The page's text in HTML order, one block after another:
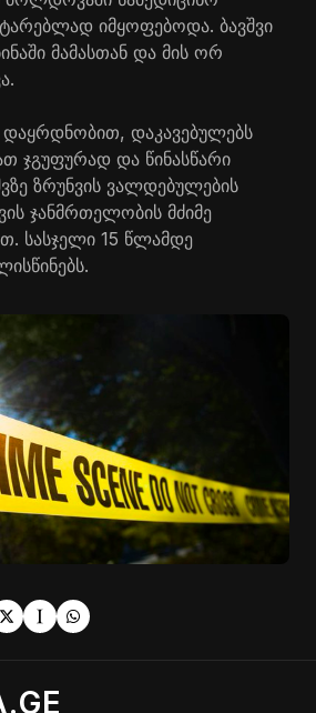
იმყოფებოდა. ბავშვი
მამასთან და მის ორ
დაყრდნობით, დაკავებულებს
ჯგუფურად და წინასწარი
ზრუნვის ვალდებულების
ჯანმრთელობის მძიმე
სასჯელი 15 წლამდე